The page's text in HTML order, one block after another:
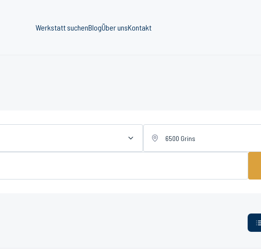
Werkstatt suchenBlogÜber unsKontakt